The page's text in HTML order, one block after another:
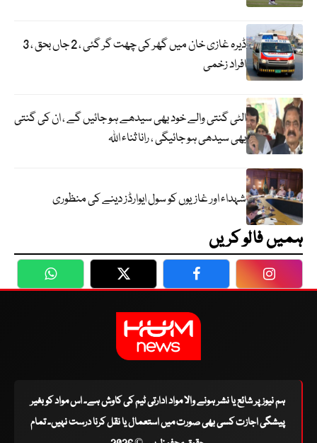
ڈیرہ غازی خان میں گھر کی چھت گر گئی ، 2 جاں بحق ، 3
افراد زخمی
الٹی گنتی والے خود بھی سیدھے ہو جائیں گے ، ان کی گنتی
بھی سیدھی ہو جائیگی ، رانا ثناء اللہ
شہداء اور غازیوں کو سول ایوارڈز دینے کی منظوری
ہمیں فالو کریں
WhatsApp Twitter Facebook
ہم نیوز پر شائع یا نشر ہونے والا مواد ادارتی ٹیم کی کاوش ہے۔ اس مواد کو بغیر
پیشگی اجازت کسی بھی صورت میں استعمال یا نقل کرنا درست نہیں۔ تمام